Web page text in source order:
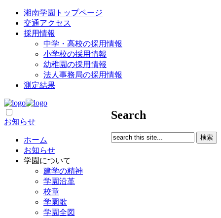
湘南学園トップページ
交通アクセス
採用情報
中学・高校の採用情報
小学校の採用情報
幼稚園の採用情報
法人事務局の採用情報
測定結果
Search
お知らせ
ホーム
お知らせ
学園について
建学の精神
学園沿革
校章
学園歌
学園全図